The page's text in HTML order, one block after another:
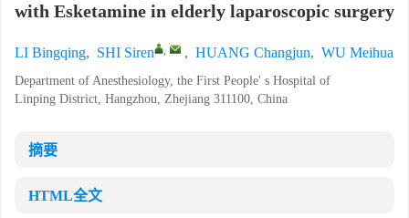
with Esketamine in elderly laparoscopic surgery
LI Bingqing, SHI Siren , , HUANG Changjun, WU Meihua
Department of Anesthesiology, the First People' s Hospital of
Linping District, Hangzhou, Zhejiang 311100, China
摘要
HTML全文